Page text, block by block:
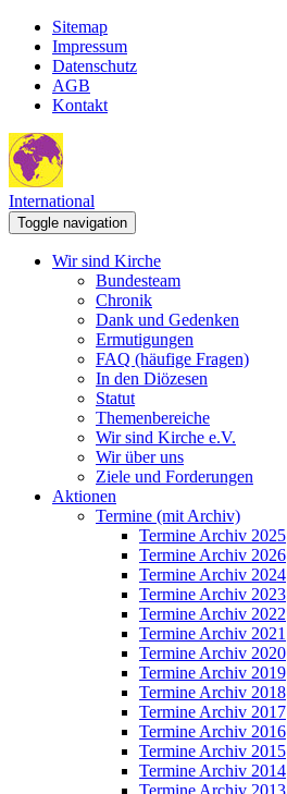
Sitemap
Impressum
Datenschutz
AGB
Kontakt
International
Toggle navigation
Wir sind Kirche
Bundesteam
Chronik
Dank und Gedenken
Ermutigungen
FAQ (häufige Fragen)
In den Diözesen
Statut
Themenbereiche
Wir sind Kirche e.V.
Wir über uns
Ziele und Forderungen
Aktionen
Termine (mit Archiv)
Termine Archiv 2025
Termine Archiv 2026
Termine Archiv 2024
Termine Archiv 2023
Termine Archiv 2022
Termine Archiv 2021
Termine Archiv 2020
Termine Archiv 2019
Termine Archiv 2018
Termine Archiv 2017
Termine Archiv 2016
Termine Archiv 2015
Termine Archiv 2014
Termine Archiv 2013